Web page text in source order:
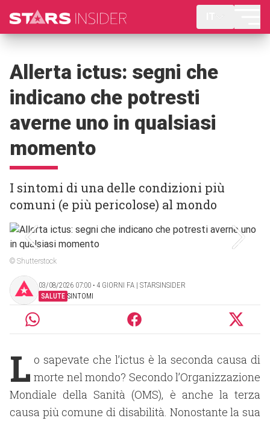
Allerta ictus: segni che
indicano che potresti
averne uno in qualsiasi
momento
I sintomi di una delle condizioni più
comuni (e più pericolose) al mondo
© Shutterstock
03/08/2026 07:00 ‧ 4 GIORNI FA | STARSINSIDER
SALUTE SINTOMI
L o sapevate che l’ictus è la seconda causa di
morte nel mondo? Secondo l’Organizzazione
Mondiale della Sanità (OMS), è anche la terza
causa più comune di disabilità. Nonostante la sua